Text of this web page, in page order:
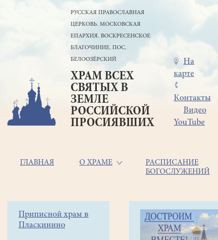
РУССКАЯ ПРАВОСЛАВНАЯ
ЦЕРКОВЬ. МОСКОВСКАЯ
ЕПАРХИЯ. ВОСКРЕСЕНСКОЕ
БЛАГОЧИНИЕ. ПОС.
БЕЛООЗЁРСКИЙ
ХРАМ ВСЕХ
СВЯТЫХ В
ЗЕМЛЕ
РОССИЙСКОЙ
ПРОСИЯВШИХ
Меню
в
шапке
На
карте
Контакты
Видео
YouTube
Основная
ГЛАВНАЯ О ХРАМЕ
РАСПИСАНИЕ
БОГОСЛУЖЕНИЙ
Боковое
меню
Приписной храм в
Пласкинино
Строка
навигации
Объявления